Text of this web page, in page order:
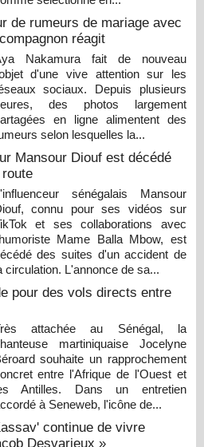
de rumeurs de mariage avec
réagit
Nakamura fait de nouveau
d'une vive attention sur les
sociaux. Depuis plusieurs
des photos largement
en ligne alimentent des
selon lesquelles la...
Mansour Diouf est décédé
sénégalais Mansour
connu pour ses vidéos sur
et ses collaborations avec
Mame Balla Mbow, est
des suites d'un accident de
circulation. L'annonce de sa...
pour des vols directs entre
attachée au Sénégal, la
martiniquaise Jocelyne
souhaite un rapprochement
entre l'Afrique de l'Ouest et
Antilles. Dans un entretien
à Seneweb, l'icône de...
continue de vivre
Desvarieux »